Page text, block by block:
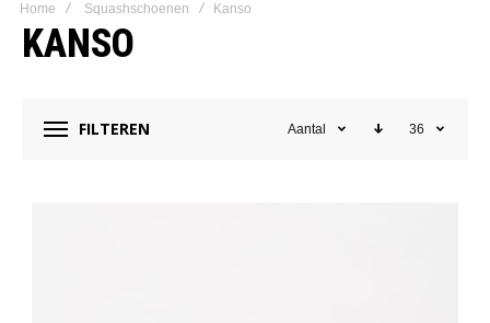
Home Squashschoenen Kanso
KANSO
FILTEREN Aantal 36